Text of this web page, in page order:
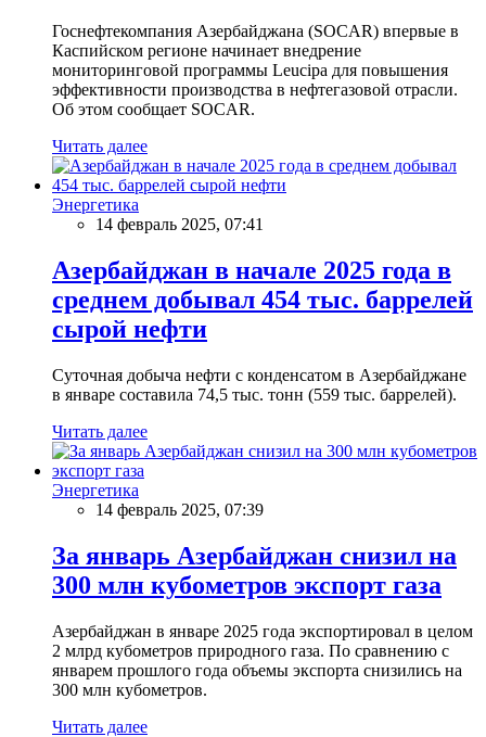
Госнефтекомпания Азербайджана (SOCAR) впервые в
Каспийском регионе начинает внедрение
мониторинговой программы Leucipa для повышения
эффективности производства в нефтегазовой отрасли.
Об этом сообщает SOCAR.
Читать далее
Энергетика
14 февраль 2025, 07:41
Азербайджан в начале 2025 года в
среднем добывал 454 тыс. баррелей
сырой нефти
Суточная добыча нефти с конденсатом в Азербайджане
в январе составила 74,5 тыс. тонн (559 тыс. баррелей).
Читать далее
Энергетика
14 февраль 2025, 07:39
За январь Азербайджан снизил на
300 млн кубометров экспорт газа
Азербайджан в январе 2025 года экспортировал в целом
2 млрд кубометров природного газа. По сравнению с
январем прошлого года объемы экспорта снизились на
300 млн кубометров.
Читать далее